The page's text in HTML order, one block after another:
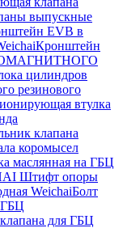
выпускные
EVB в
Кронштейн
цилиндров
резинового
втулка
клапана
коромысел
маслянная на ГБЦ
Штифт опоры
WeichaiБолт
ГБЦ
для ГБЦ